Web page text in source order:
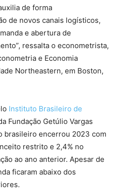
de forma
de novos canais logísticos,
e abertura de
ressalta o econometrista,
e Economia
Northeastern, em Boston,
Instituto Brasileiro de
Fundação Getúlio Vargas
brasileiro encerrou 2023 com
restrito e 2,4% no
ao ano anterior. Apesar de
ficaram abaixo dos